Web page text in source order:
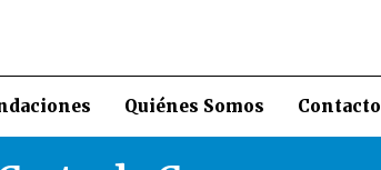
Quiénes Somos Contacto